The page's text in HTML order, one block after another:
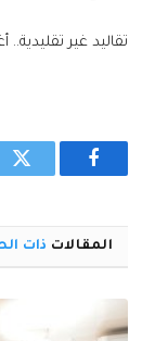
تقاليد غير
فيسبوك
المقالات ذات